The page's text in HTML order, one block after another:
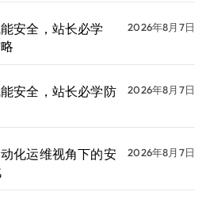
安全，站长必学
2026年8月7日
安全，站长必学防
2026年8月7日
化运维视角下的安
2026年8月7日